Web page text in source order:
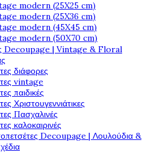
modern (25X25 cm)
modern (25X36 cm)
modern (45X45 cm)
modern (50X70 cm)
Decoupage | Vintage & Floral
διάφορες
vintage
παιδικές
Χριστουγεννιάτικες
Πασχαλινές
καλοκαιρινές
Decoupage | Λουλούδια &